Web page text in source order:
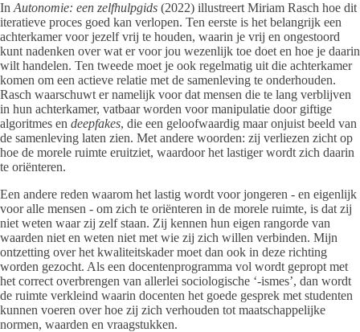
In Autonomie: een zelfhulpgids (2022) illustreert Miriam Rasch hoe dit
iteratieve proces goed kan verlopen. Ten eerste is het belangrijk een
achterkamer voor jezelf vrij te houden, waarin je vrij en ongestoord
kunt nadenken over wat er voor jou wezenlijk toe doet en hoe je daarin
wilt handelen. Ten tweede moet je ook regelmatig uit die achterkamer
komen om een actieve relatie met de samenleving te onderhouden.
Rasch waarschuwt er namelijk voor dat mensen die te lang verblijven
in hun achterkamer, vatbaar worden voor manipulatie door giftige
algoritmes en deepfakes, die een geloofwaardig maar onjuist beeld van
de samenleving laten zien. Met andere woorden: zij verliezen zicht op
hoe de morele ruimte eruitziet, waardoor het lastiger wordt zich daarin
te oriënteren.
Een andere reden waarom het lastig wordt voor jongeren - en eigenlijk
voor alle mensen - om zich te oriënteren in de morele ruimte, is dat zij
niet weten waar zij zelf staan. Zij kennen hun eigen rangorde van
waarden niet en weten niet met wie zij zich willen verbinden. Mijn
ontzetting over het kwaliteitskader moet dan ook in deze richting
worden gezocht. Als een docentenprogramma vol wordt gepropt met
het correct overbrengen van allerlei sociologische ‘-ismes’, dan wordt
de ruimte verkleind waarin docenten het goede gesprek met studenten
kunnen voeren over hoe zij zich verhouden tot maatschappelijke
normen, waarden en vraagstukken.